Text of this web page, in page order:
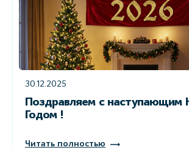
30.12.2025
Поздравляем с наступающим
Годом !
Читать полностью